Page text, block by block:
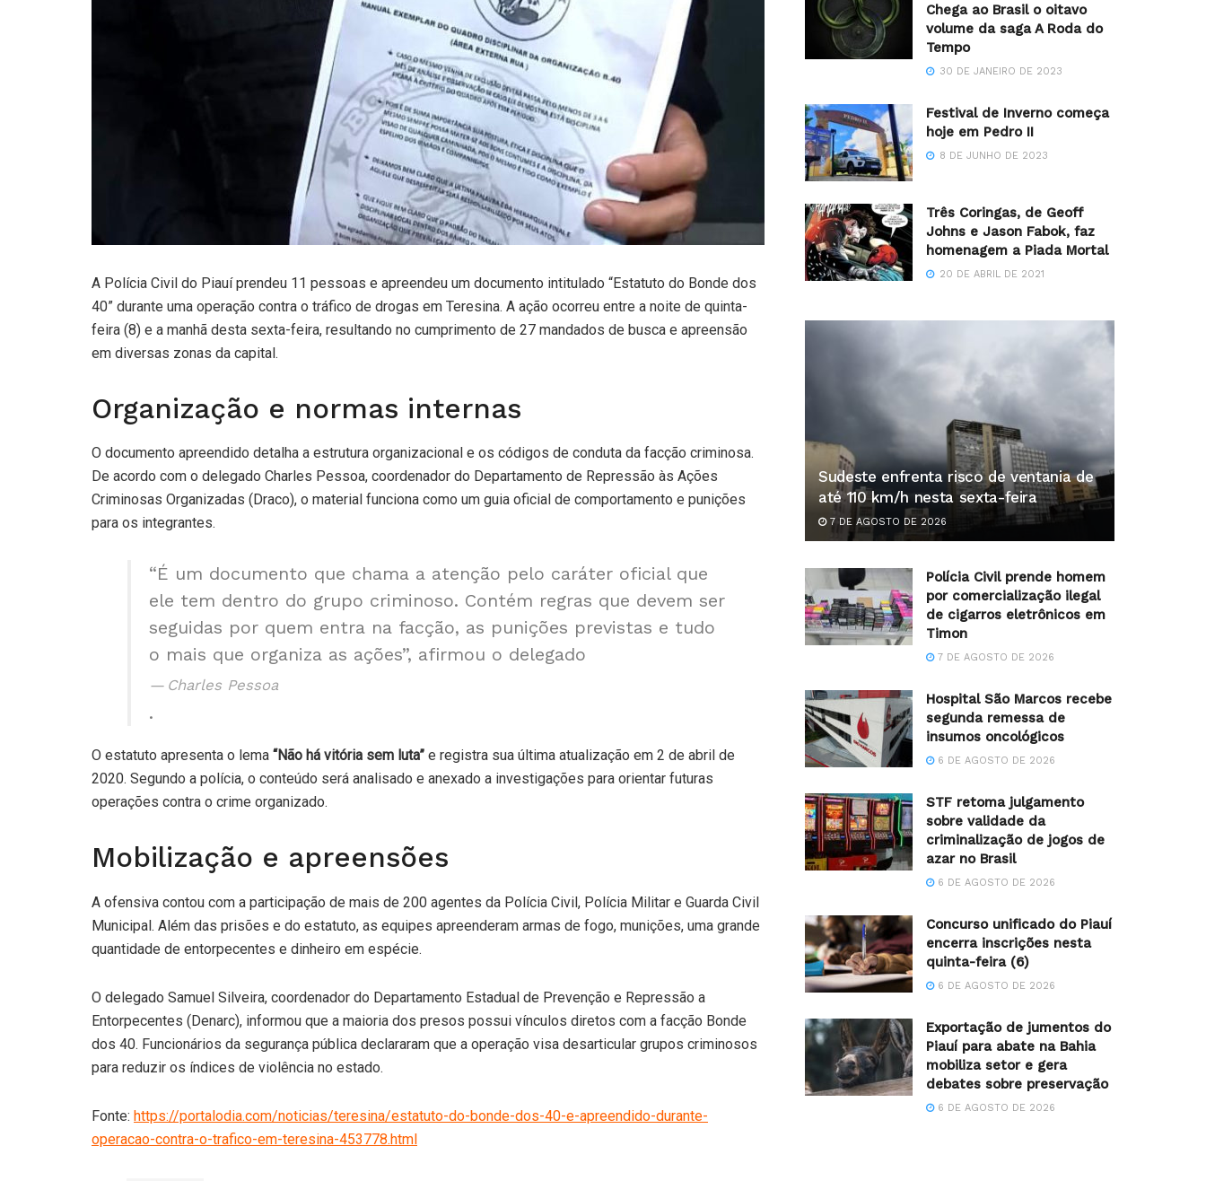
A Polícia Civil do Piauí prendeu 11 pessoas e apreendeu um documento intitulado “Estatuto do Bonde dos
40” durante uma operação contra o tráfico de drogas em Teresina. A ação ocorreu entre a noite de quinta-
feira (8) e a manhã desta sexta-feira, resultando no cumprimento de 27 mandados de busca e apreensão
em diversas zonas da capital.
Organização e normas internas
O documento apreendido detalha a estrutura organizacional e os códigos de conduta da facção criminosa.
De acordo com o delegado Charles Pessoa, coordenador do Departamento de Repressão às Ações
Criminosas Organizadas (Draco), o material funciona como um guia oficial de comportamento e punições
para os integrantes.
“É um documento que chama a atenção pelo caráter oficial que
ele tem dentro do grupo criminoso. Contém regras que devem ser
seguidas por quem entra na facção, as punições previstas e tudo
o mais que organiza as ações”, afirmou o delegado
Charles Pessoa
.
O estatuto apresenta o lema “Não há vitória sem luta” e registra sua última atualização em 2 de abril de
2020. Segundo a polícia, o conteúdo será analisado e anexado a investigações para orientar futuras
operações contra o crime organizado.
Mobilização e apreensões
A ofensiva contou com a participação de mais de 200 agentes da Polícia Civil, Polícia Militar e Guarda Civil
Municipal. Além das prisões e do estatuto, as equipes apreenderam armas de fogo, munições, uma grande
quantidade de entorpecentes e dinheiro em espécie.
O delegado Samuel Silveira, coordenador do Departamento Estadual de Prevenção e Repressão a
Entorpecentes (Denarc), informou que a maioria dos presos possui vínculos diretos com a facção Bonde
dos 40. Funcionários da segurança pública declararam que a operação visa desarticular grupos criminosos
para reduzir os índices de violência no estado.
Fonte: https://portalodia.com/noticias/teresina/estatuto-do-bonde-dos-40-e-apreendido-durante-
operacao-contra-o-trafico-em-teresina-453778.html
Chega ao Brasil o oitavo
volume da saga A Roda do
Tempo
30 DE JANEIRO DE 2023
Festival de Inverno começa
hoje em Pedro II
8 DE JUNHO DE 2023
Três Coringas, de Geoff
Johns e Jason Fabok, faz
homenagem a Piada Mortal
20 DE ABRIL DE 2021
Sudeste enfrenta risco de ventania de
até 110 km/h nesta sexta-feira
7 DE AGOSTO DE 2026
Polícia Civil prende homem
por comercialização ilegal
de cigarros eletrônicos em
Timon
7 DE AGOSTO DE 2026
Hospital São Marcos recebe
segunda remessa de
insumos oncológicos
6 DE AGOSTO DE 2026
STF retoma julgamento
sobre validade da
criminalização de jogos de
azar no Brasil
6 DE AGOSTO DE 2026
Concurso unificado do Piauí
encerra inscrições nesta
quinta-feira (6)
6 DE AGOSTO DE 2026
Exportação de jumentos do
Piauí para abate na Bahia
mobiliza setor e gera
debates sobre preservação
6 DE AGOSTO DE 2026